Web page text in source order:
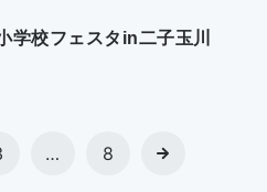
学校フェスタin二子玉川
… 8